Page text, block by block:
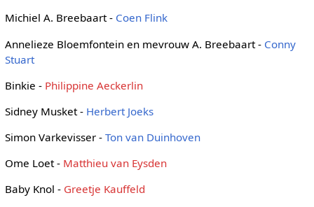
Michiel A. Breebaart - Coen Flink
Annelieze Bloemfontein en mevrouw A. Breebaart - Conny
Stuart
Binkie - Philippine Aeckerlin
Sidney Musket - Herbert Joeks
Simon Varkevisser - Ton van Duinhoven
Ome Loet - Matthieu van Eysden
Baby Knol - Greetje Kauffeld